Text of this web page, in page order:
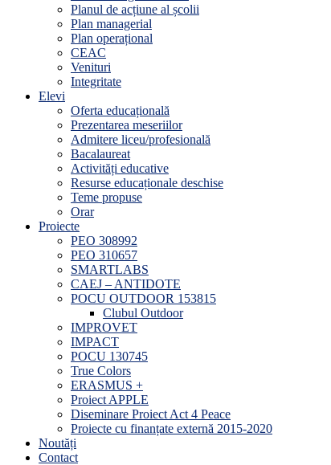
Planul de acțiune al școlii
Plan managerial
Plan operațional
CEAC
Venituri
Integritate
Elevi
Oferta educațională
Prezentarea meseriilor
Admitere liceu/profesională
Bacalaureat
Activități educative
Resurse educaționale deschise
Teme propuse
Orar
Proiecte
PEO 308992
PEO 310657
SMARTLABS
CAEJ – ANTIDOTE
POCU OUTDOOR 153815
Clubul Outdoor
IMPROVET
IMPACT
POCU 130745
True Colors
ERASMUS +
Proiect APPLE
Diseminare Proiect Act 4 Peace
Proiecte cu finanțate externă 2015-2020
Noutăți
Contact